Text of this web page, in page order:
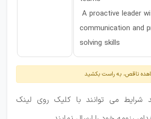
A proactive leader
communication and
solving skills
ناقص، به راست بکشید
شرایط می توانند با کلیک روی لینک